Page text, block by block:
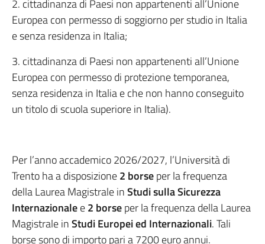
2. cittadinanza di Paesi non appartenenti all’Unione
Europea con permesso di soggiorno per studio in Italia
e senza residenza in Italia;
3. cittadinanza di Paesi non appartenenti all’Unione
Europea con permesso di protezione temporanea,
senza residenza in Italia e che non hanno conseguito
un titolo di scuola superiore in Italia).
Per l’anno accademico 2026/2027, l’Università di
Trento ha a disposizione2 borseper la frequenza
della Laurea Magistrale inStudi sulla Sicurezza
Internazionalee2 borseper la frequenza della Laurea
Magistrale inStudi Europei ed Internazionali. Tali
borse sono di importo pari a 7200 euro annui.